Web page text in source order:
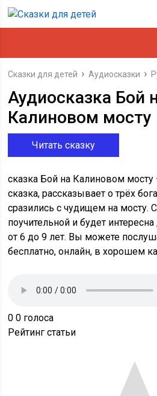
Сказки для детей Аудиосказки
Аудиосказка Бой
Калиновом мосту
Читать сказку
сказка Бой на Калиновом мосту
сказка, рассказывает о трёх
сразились с чудищем на мосту.
поучительной и будет
от 6 до 9 лет. Вы можете
бесплатно, онлайн, в хорошем
0 0 голоса
Рейтинг статьи